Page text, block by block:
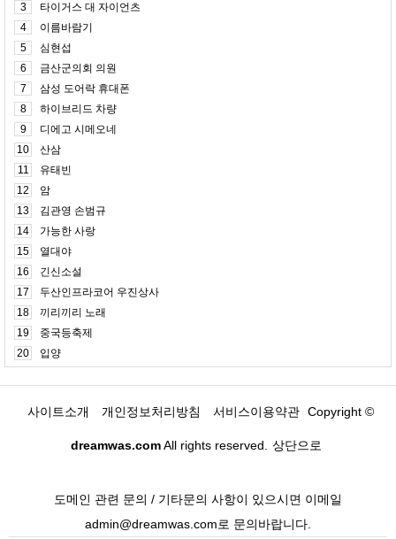
3
타이거스 대 자이언츠
4
이름바람기
5
심현섭
6
금산군의회 의원
7
삼성 도어락 휴대폰
8
하이브리드 차량
9
디에고 시메오네
10
산삼
11
유태빈
12
암
13
김관영 손범규
14
가능한 사랑
15
열대야
16
긴신소설
17
두산인프라코어 우진상사
18
끼리끼리 노래
19
중국등축제
20
입양
사이트소개 개인정보처리방침 서비스이용약관 Copyright ©
dreamwas.comAll rights reserved. 상단으로
도메인 관련 문의 / 기타문의 사항이 있으시면 이메일
admin@dreamwas.com로 문의바랍니다.